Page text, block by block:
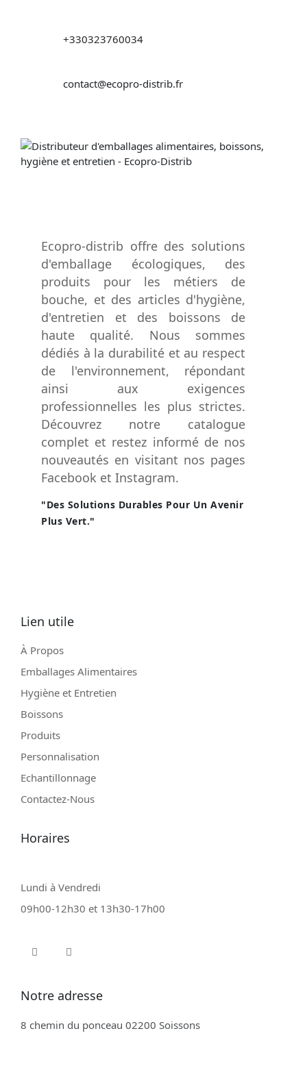
+330323760034
contact@ecopro-distrib.fr
Ecopro-distrib offre des solutions
d'emballage écologiques, des
produits pour les métiers de
bouche, et des articles d'hygiène,
d'entretien et des boissons de
haute qualité. Nous sommes
dédiés à la durabilité et au respect
de l'environnement, répondant
ainsi aux exigences
professionnelles les plus strictes.
Découvrez notre catalogue
complet et restez informé de nos
nouveautés en visitant nos pages
Facebook et Instagram.
"Des Solutions Durables Pour Un Avenir
Plus Vert."
Lien utile
À Propos
Emballages Alimentaires
Hygiène et Entretien
Boissons
Produits
Personnalisation
Echantillonnage
Contactez-Nous
Horaires
Lundi à Vendredi
09h00-12h30 et 13h30-17h00
Notre adresse
8 chemin du ponceau 02200 Soissons